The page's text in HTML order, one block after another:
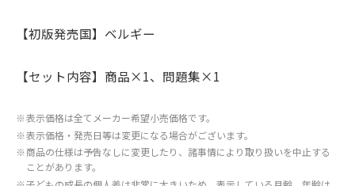
【初版発売国】ベルギー
【セット内容】商品×1、問題集×1
※表示価格は全てメーカー希望小売価格です。
※表示価格・発売日等は変更になる場合がございます。
※商品の仕様は予告なしに変更したり、諸事情により取り扱いを中止する
ことがあります。